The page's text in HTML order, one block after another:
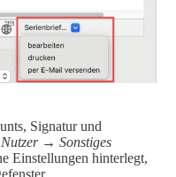
Signatur und
Nutzer → Sonstiges
Einstellungen hinterlegt,